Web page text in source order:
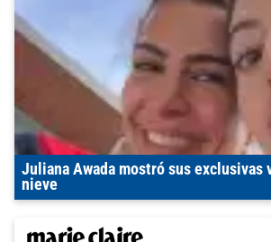
Juliana Awada mostró sus exclusivas
nieve